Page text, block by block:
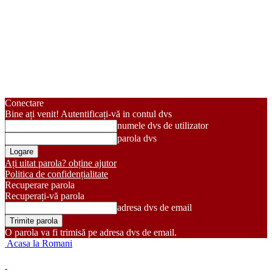
Conectare
Bine ați venit! Autentificați-vă in contul dvs
numele dvs de utilizator
parola dvs
Ați uitat parola? obține ajutor
Politica de confidențialitate
Recuperare parola
Recuperați-vă parola
adresa dvs de email
O parola va fi trimisă pe adresa dvs de email.
Acasa la Romani